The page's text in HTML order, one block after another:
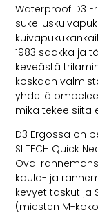
Waterproof D3
1983 saakka ja
keveästä
koskaan
yhdellä
mikä tekee siitä
D3 Ergossa on
SI TECH Quick
Oval
kaula- ja
kevyet taskut ja
(miesten M-